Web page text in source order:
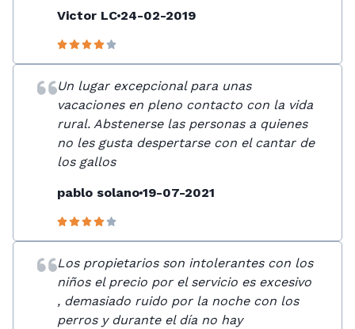
Victor LC 24-02-2019
Un lugar excepcional para unas
vacaciones en pleno contacto con la vida
rural. Abstenerse las personas a quienes
no les gusta despertarse con el cantar de
los gallos
pablo solano 19-07-2021
Los propietarios son intolerantes con los
niños el precio por el servicio es excesivo
, demasiado ruido por la noche con los
perros y durante el día no hay